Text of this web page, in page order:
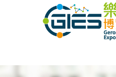
Date: Expo: 22-